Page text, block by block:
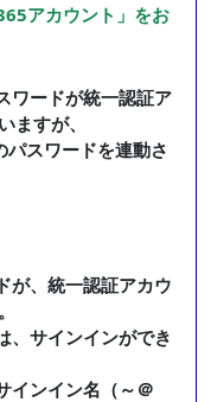
アカウント」をお
ワードが統一認証ア
ますが、
スワードを連動さ
、統一認証アカウ
サインインができ
ンイン名（～＠